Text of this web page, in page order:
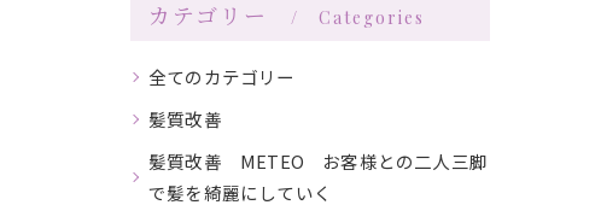
カテゴリー Categories
全てのカテゴリー
髪質改善
髪質改善 METEO お客様との二人三脚
で髪を綺麗にしていく